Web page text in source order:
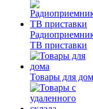
ТВ приставки
Товары для